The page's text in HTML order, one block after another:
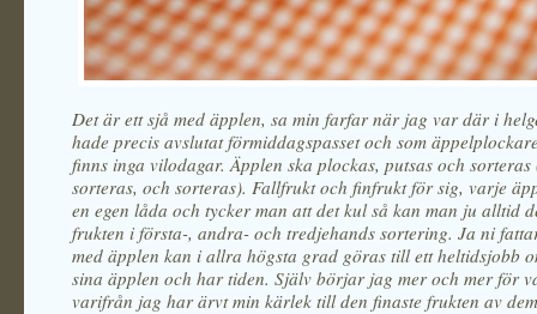
Det är ett sjå med äpplen, sa min farfar när jag var där i
hade precis avslutat förmiddagspasset och som
finns inga vilodagar. Äpplen ska plockas, putsas och sorteras
sorteras, och sorteras). Fallfrukt och finfrukt för sig, varje
en egen låda och tycker man att det kul så kan man ju alltid
frukten i första-, andra- och tredjehands sortering. Ja ni
med äpplen kan i allra högsta grad göras till ett heltidsjobb
sina äpplen och har tiden. Själv börjar jag mer och mer för
varifrån jag har ärvt min kärlek till den finaste frukten av